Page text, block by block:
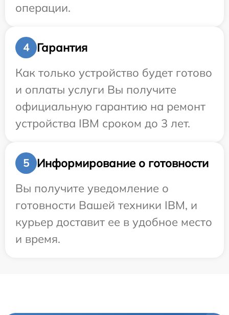
операции.
4
Гарантия
Как только устройство будет готово
и оплаты услуги Вы получите
официальную гарантию на ремонт
устройства IBM сроком до 3 лет.
5
Информирование о готовности
Вы получите уведомление о
готовности Вашей техники IBM, и
курьер доставит ее в удобное место
и время.